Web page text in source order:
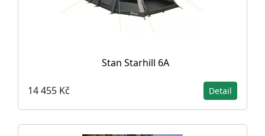
Stan Starhill 6A
14 455 Kč Detail